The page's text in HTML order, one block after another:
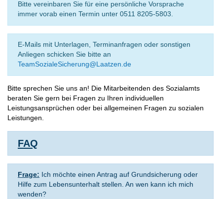
Bitte vereinbaren Sie für eine persönliche Vorsprache
immer vorab einen Termin unter 0511 8205-5803.
E-Mails mit Unterlagen, Terminanfragen oder sonstigen
Anliegen schicken Sie bitte an
TeamSozialeSicherung@Laatzen.de
Bitte sprechen Sie uns an! Die Mitarbeitenden des Sozialamts
beraten Sie gern bei Fragen zu Ihren individuellen
Leistungsansprüchen oder bei allgemeinen Fragen zu sozialen
Leistungen.
FAQ
Frage: Ich möchte einen Antrag auf Grundsicherung oder
Hilfe zum Lebensunterhalt stellen. An wen kann ich mich
wenden?